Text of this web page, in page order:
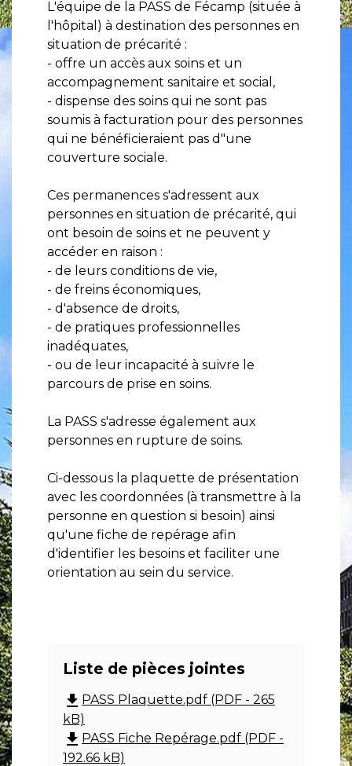
L'équipe de la PASS de Fécamp (située à
l'hôpital) à destination des personnes en
situation de précarité :
- offre un accès aux soins et un
accompagnement sanitaire et social,
- dispense des soins qui ne sont pas
soumis à facturation pour des personnes
qui ne bénéficieraient pas d"une
couverture sociale.
Ces permanences s'adressent aux
personnes en situation de précarité, qui
ont besoin de soins et ne peuvent y
accéder en raison :
- de leurs conditions de vie,
- de freins économiques,
- d'absence de droits,
- de pratiques professionnelles
inadéquates,
- ou de leur incapacité à suivre le
parcours de prise en soins.
La PASS s'adresse également aux
personnes en rupture de soins.
Ci-dessous la plaquette de présentation
avec les coordonnées (à transmettre à la
personne en question si besoin) ainsi
qu'une fiche de repérage afin
d'identifier les besoins et faciliter une
orientation au sein du service.
Liste de pièces jointes
file_download PASS Plaquette.pdf (PDF - 265
kB)
file_download PASS Fiche Repérage.pdf (PDF -
192.66 kB)